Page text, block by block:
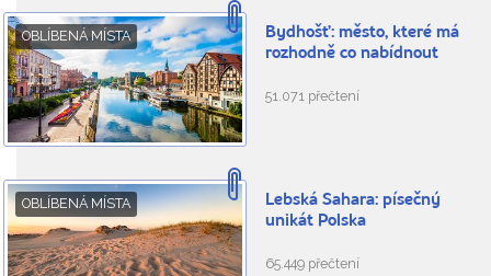
OBLÍBENÁ MÍSTA
Bydhošť: město, které má
rozhodně co nabídnout
51.071 přečtení
OBLÍBENÁ MÍSTA
Lebská Sahara: písečný
unikát Polska
65.449 přečtení